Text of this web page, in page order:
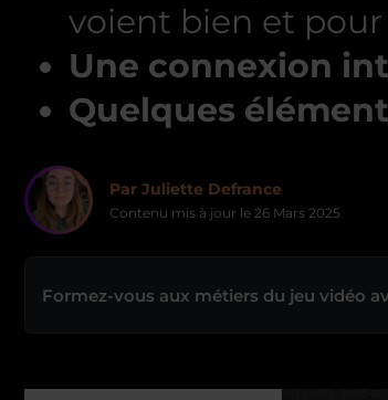
voient bien et
Une connexion
Quelques
Par Juliette Defrance
Contenu mis à jour le 26 Mars 2025
Formez-vous aux métiers du jeu vidéo